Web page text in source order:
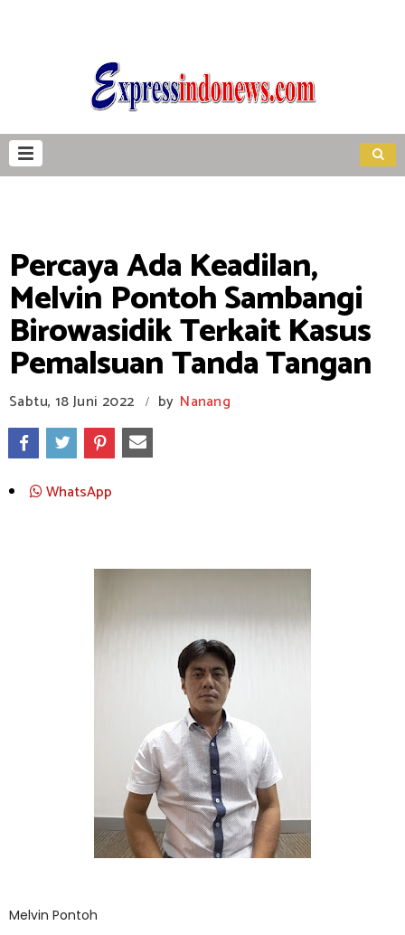
Percaya Ada Keadilan,
Melvin Pontoh Sambangi
Birowasidik Terkait Kasus
Pemalsuan Tanda Tangan
Sabtu, 18 Juni 2022 / by Nanang
WhatsApp
Melvin Pontoh